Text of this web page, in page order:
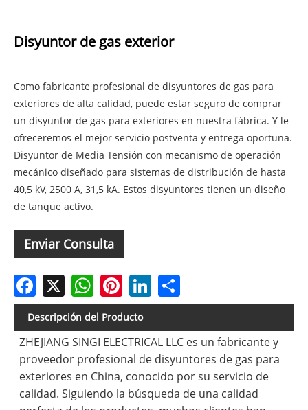
Disyuntor de gas exterior
Como fabricante profesional de disyuntores de gas para
exteriores de alta calidad, puede estar seguro de comprar
un disyuntor de gas para exteriores en nuestra fábrica. Y le
ofreceremos el mejor servicio postventa y entrega oportuna.
Disyuntor de Media Tensión con mecanismo de operación
mecánico diseñado para sistemas de distribución de hasta
40,5 kV, 2500 A, 31,5 kA. Estos disyuntores tienen un diseño
de tanque activo.
Enviar Consulta
Facebook WhatsAppPinterestLinkedIn
Descripción del Producto
ZHEJIANG SINGI ELECTRICAL LLC es un fabricante y
proveedor profesional de disyuntores de gas para
exteriores en China, conocido por su servicio de
calidad. Siguiendo la búsqueda de una calidad